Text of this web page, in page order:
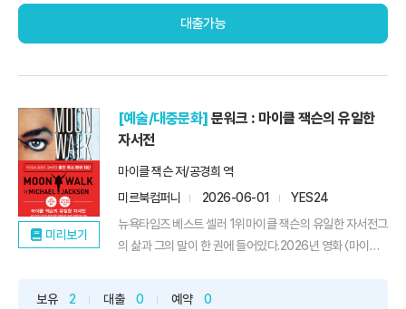
대출가능
미리보기
[예술/대중문화] 문워크 : 마이클 잭슨의 유일한
자서전
마이클 잭슨 저/공경희 역
미르북컴퍼니
2026-06-01
YES24
뉴욕타임즈 베스트 셀러 1위마이클 잭슨의 유일한 자서전그
의 삶과 그의 말이 한 권에 들어있다.2026년 영화 〈마이클〉
을 가장 가까이에서 만날 수 있는 단 한 권의 기록.『문워크』
보유 2 대출 0 예약 0